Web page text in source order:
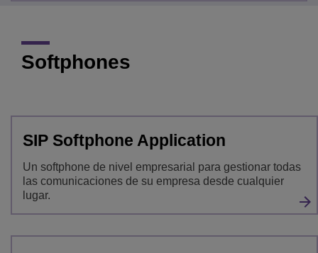
Softphones
SIP Softphone Application
Un softphone de nivel empresarial para gestionar todas
las comunicaciones de su empresa desde cualquier
lugar.